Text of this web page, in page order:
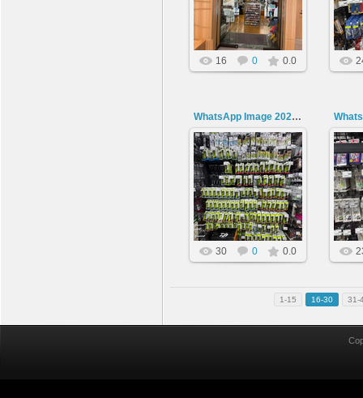
amnesiac
16 0 0.0
WhatsApp Image 2026-06-25 at 19.45.11 (5)
25.06.2026
amnesiac
30 0 0.0
1-15 16-30 31-